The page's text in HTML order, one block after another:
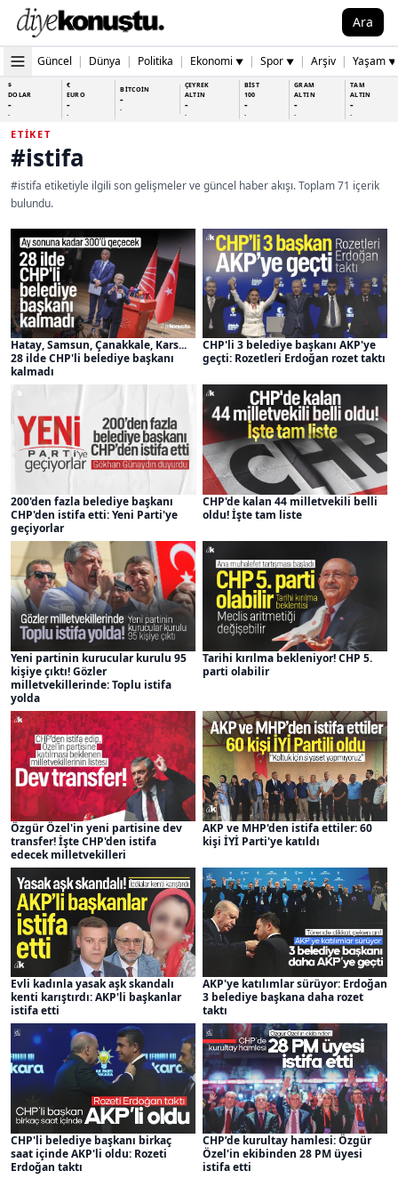
Ara
Güncel | Dünya | Politika | Ekonomi ▼ | Spor ▼ | Arşiv | Yaşam ▼
$
DOLAR
-
-
€
EURO
-
-
BİTCOİN
-
-
ÇEYREK
ALTIN
-
-
BİST
100
-
-
GRAM
ALTIN
-
-
TAM
ALTIN
-
-
ETIKET
#istifa
#istifa etiketiyle ilgili son gelişmeler ve güncel haber akışı. Toplam 71 içerik
bulundu.
Hatay, Samsun, Çanakkale, Kars...
28 ilde CHP'li belediye başkanı
kalmadı
CHP'li 3 belediye başkanı AKP'ye
geçti: Rozetleri Erdoğan rozet taktı
200'den fazla belediye başkanı
CHP'den istifa etti: Yeni Parti'ye
geçiyorlar
CHP'de kalan 44 milletvekili belli
oldu! İşte tam liste
Yeni partinin kurucular kurulu 95
kişiye çıktı! Gözler
milletvekillerinde: Toplu istifa
yolda
Tarihi kırılma bekleniyor! CHP 5.
parti olabilir
Özgür Özel'in yeni partisine dev
transfer! İşte CHP'den istifa
edecek milletvekilleri
AKP ve MHP'den istifa ettiler: 60
kişi İYİ Parti'ye katıldı
Evli kadınla yasak aşk skandalı
kenti karıştırdı: AKP'li başkanlar
istifa etti
AKP'ye katılımlar sürüyor: Erdoğan
3 belediye başkana daha rozet
taktı
CHP'li belediye başkanı birkaç
saat içinde AKP'li oldu: Rozeti
Erdoğan taktı
CHP’de kurultay hamlesi: Özgür
Özel'in ekibinden 28 PM üyesi
istifa etti